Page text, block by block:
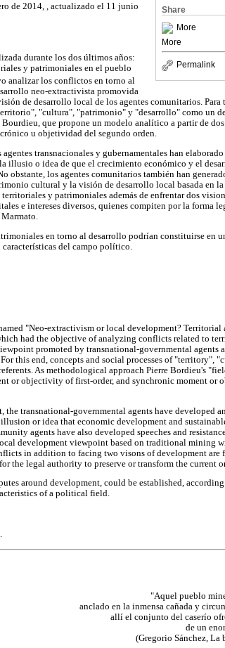
Share
More
More
Permalink
de 2014, , actualizado el 11 junio
durante los dos últimos años:
y patrimoniales en el pueblo
analizar los conflictos en torno al
neo-extractivista promovida
de desarrollo local de los agentes comunitarios. Para
"cultura", "patrimonio" y "desarrollo" como un
que propone un modelo analítico a partir de
u objetividad del segundo orden.
transnacionales y gubernamentales han
illusio o idea de que el crecimiento económico y el
obstante, los agentes comunitarios también han
cultural y la visión de desarrollo local basada en
y patrimoniales además de enfrentar dos
e intereses diversos, quienes compiten por la forma
Marmato.
en torno al desarrollo podrían constituirse en
del campo político.
"Neo-extractivism or local development?
had the objective of analyzing conflicts related to
promoted by transnational-governmental agents
this end, concepts and social processes of "territory",
As methodological approach Pierre Bordieu's
or objectivity of first-order, and synchronic moment or
transnational-governmental agents have developed
or idea that economic development and
agents have also developed speeches and
development viewpoint based on traditional mining
in addition to facing two visons of development are
the legal authority to preserve or transform the current
around development, could be established,
of a political field.
"Aquel pueblo
anclado en la inmensa cañada y
allí el conjunto del caserío
de un
(Gregorio Sánchez, La